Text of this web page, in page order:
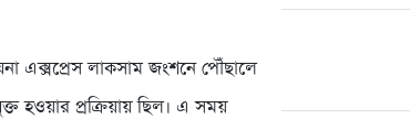
এক্সপ্রেস লাকসাম জংশনে পৌঁছালে
হওয়ার প্রক্রিয়ায় ছিল। এ সময়